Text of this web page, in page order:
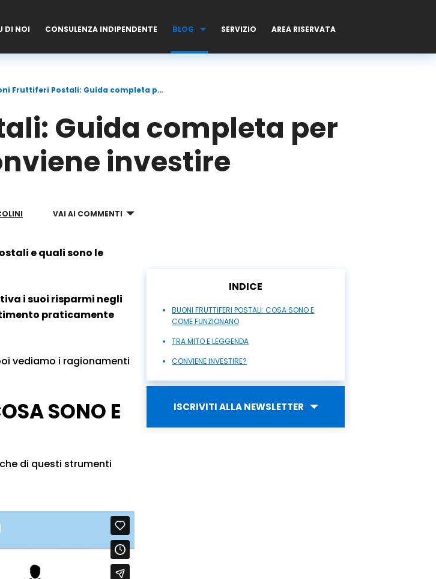
DI NOI CONSULENZA INDIPENDENTE BLOG SERVIZIO AREA RISERVATA
Buoni Fruttiferi Postali: Guida completa per capire se conviene investire
Guida completa per
investire
VAI AI COMMENTI
e quali sono le
i suoi risparmi negli
praticamente
vediamo i ragionamenti
SONO E
di questi strumenti
INDICE
BUONI FRUTTIFERI POSTALI: COSA SONO E
COME FUNZIONANO
TRA MITO E LEGGENDA
CONVIENE INVESTIRE?
ISCRIVITI ALLA NEWSLETTER